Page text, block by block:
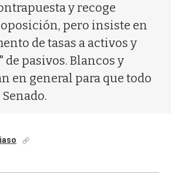
y recoge
pero insiste en
de tasas a activos y
pasivos. Blancos y
en general para que todo